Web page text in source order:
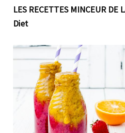
LES RECETTES MINCEUR DE
Diet